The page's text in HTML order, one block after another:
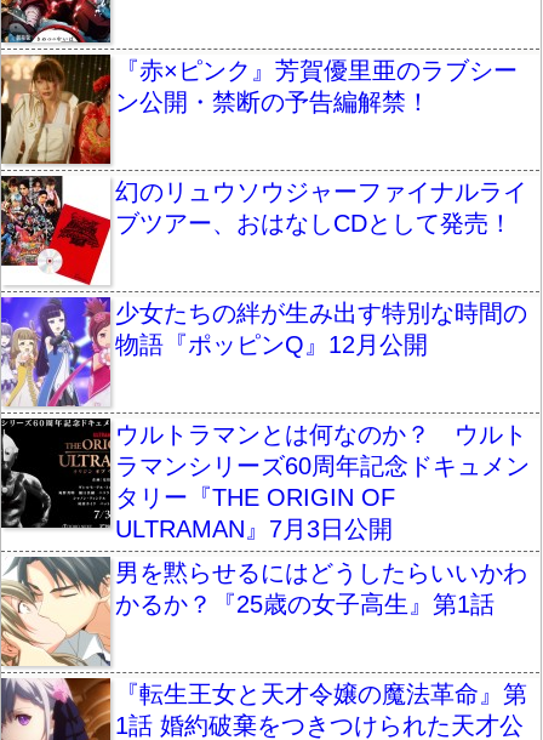
『赤×ピンク』芳賀優里亜のラブシー
ン公開・禁断の予告編解禁！
幻のリュウソウジャーファイナルライ
ブツアー、おはなしCDとして発売！
少女たちの絆が生み出す特別な時間の
物語『ポッピンQ』12月公開
ウルトラマンとは何なのか？ ウルト
ラマンシリーズ60周年記念ドキュメン
タリー『THE ORIGIN OF
ULTRAMAN』7月3日公開
男を黙らせるにはどうしたらいいかわ
かるか？『25歳の女子高生』第1話
『転生王女と天才令嬢の魔法革命』第
1話 婚約破棄をつきつけられた天才公